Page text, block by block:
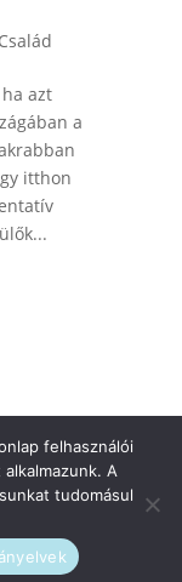
azt
a
itthon
felhasználói
A
tudomásul